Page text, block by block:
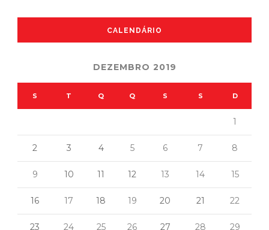
CALENDÁRIO
DEZEMBRO 2019
S T Q Q S S D
1
2 3 4 5 6 7 8
9 10 11 12 13 14 15
16 17 18 19 20 21 22
23 24 25 26 27 28 29